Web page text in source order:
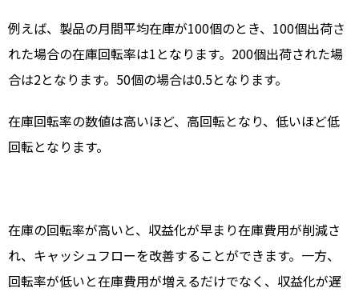
例えば、製品の月間平均在庫が100個のとき、100個出荷さ
れた場合の在庫回転率は1となります。200個出荷された場
合は2となります。50個の場合は0.5となります。
在庫回転率の数値は高いほど、高回転となり、低いほど低
回転となります。
在庫の回転率が高いと、収益化が早まり在庫費用が削減さ
れ、キャッシュフローを改善することができます。一方、
回転率が低いと在庫費用が増えるだけでなく、収益化が遅